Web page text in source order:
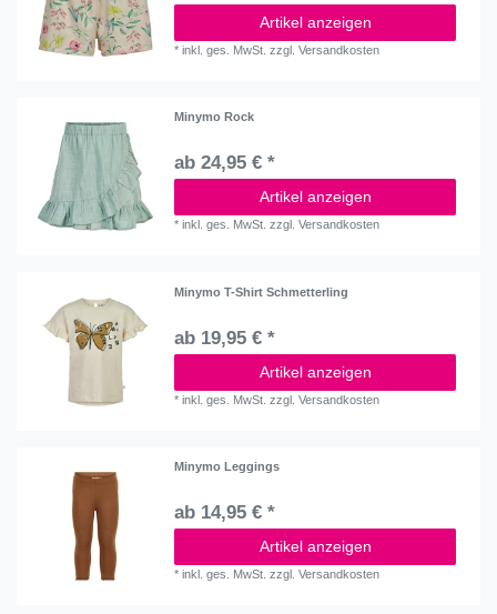
Artikel anzeigen
*inkl. ges. MwSt. zzgl.Versandkosten
Minymo Rock
ab 24,95 € *
Artikel anzeigen
*inkl. ges. MwSt. zzgl.Versandkosten
Minymo T-Shirt Schmetterling
ab 19,95 € *
Artikel anzeigen
*inkl. ges. MwSt. zzgl.Versandkosten
Minymo Leggings
ab 14,95 € *
Artikel anzeigen
*inkl. ges. MwSt. zzgl.Versandkosten